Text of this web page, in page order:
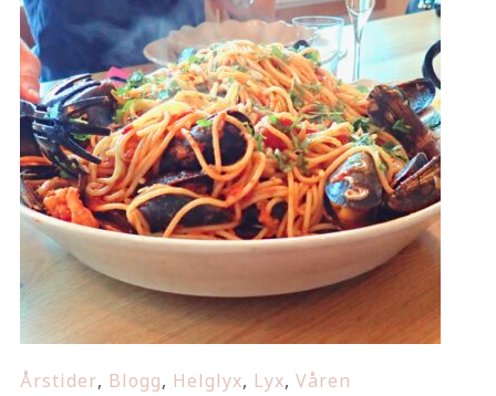
Årstider, Blogg, Helglyx, Lyx, Våren